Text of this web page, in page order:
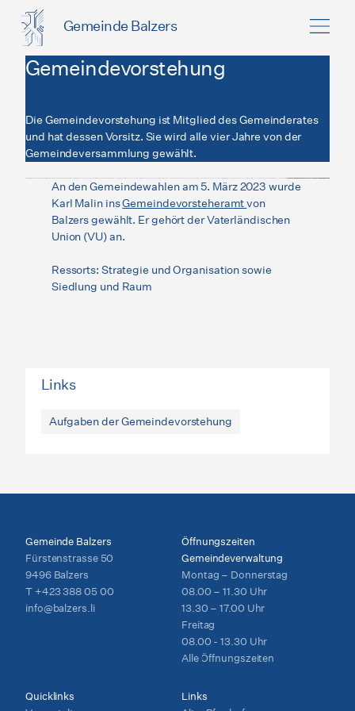
Gemeinde Balzers
Gemeindevorstehung
Die Gemeindevorstehung ist Mitglied des Gemeinderates
und hat dessen Vorsitz. Sie wird alle vier Jahre von der
Gemeindeversammlung gewählt.
An den Gemeindewahlen am 5. März 2023 wurde
Karl Malin insGemeindevorsteheramtvon
Balzers gewählt. Er gehört der Vaterländischen
Union (VU) an.
Ressorts: Strategie und Organisation sowie
Siedlung und Raum
Links
Aufgaben der Gemeindevorstehung
Gemeinde Balzers
Fürstenstrasse 50
9496 Balzers
T +423 388 05 00
info@balzers.li
Öffnungszeiten
Gemeindeverwaltung
Montag – Donnerstag
08.00 – 11.30 Uhr
13.30 – 17.00 Uhr
Freitag
08.00 - 13.30 Uhr
Alle Öffnungszeiten
Quicklinks
Links